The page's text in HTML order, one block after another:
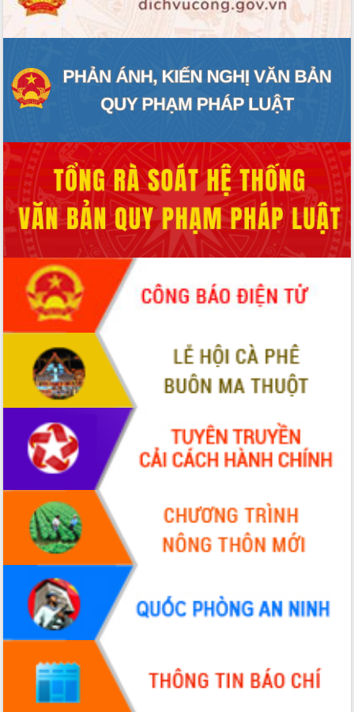
Lắk
Khơi thông điểm nghẽn, đẩy nhanh
HĐND tỉnh thông qua điều chỉnh Quy
hoạch tỉnh thời kỳ 2021-2030
Hội thảo góp ý hồ sơ điều chỉnh quy
tầm nhìn đến năm 2050
Nâng cao hiệu quả hoạt động của các
doanh nghiệp nhà nước
Hội nghị triển khai kết nối mạng
truyền số liệu chuyên dùng phục vụ cơ
quan Đảng, Nhà nước
Lễ phát động chuỗi hoạt động chung
tay làm sạch môi trường
Xã Ea Kar bước chuyển mình trong
công tác cải cách hành chính mô hình
UBND tỉnh họp báo định kỳ tháng 4
năm 2026
Hội thảo khoa học “Giải pháp thúc đẩy
phát triển nền kinh tế xanh tại tỉnh
Đắk Lắk”
Tăng cường giám sát, đôn đốc thực
hiện nhiệm vụ quản lý tài sản công
hàng tuần
Tháo gỡ những vướng mắc, đẩy mạnh
công tác cải cách thủ tục hành chính
tại Trung tâm Phục vụ hành chính
công tỉnh
Đắk Lắk: Tôn vinh 46 giải pháp tại Hội
thi Sáng tạo Kỹ thuật 2024 - 2025
Đắk Lắk rà soát, điều chỉnh Đề án 190
về phát triển nuôi trồng thủy sản
Phó Chủ tịch UBND tỉnh Đắk Lắk
Trương Công Thái kiểm tra thực địa
Dự án cao tốc Khánh Hòa - Buôn Ma
Định vị cà phê Việt Nam như một “di
sản sống” trong dòng chảy toàn cầu